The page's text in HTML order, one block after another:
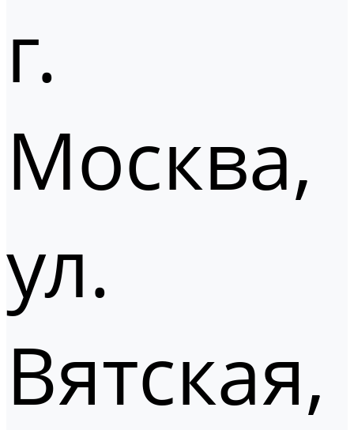
г.
Москва,
ул.
Вятская,